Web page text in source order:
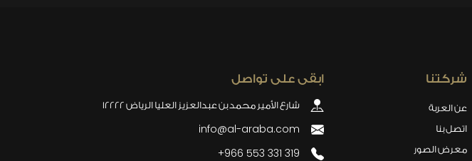
شركتنا
عن العربة
اتصل بنا
معرض الصور
ابقى على تواصل
شارع الأمير محمد بن عبدالعزيز العليا الرياض 12222
info@al-araba.com
+966 553 331 319